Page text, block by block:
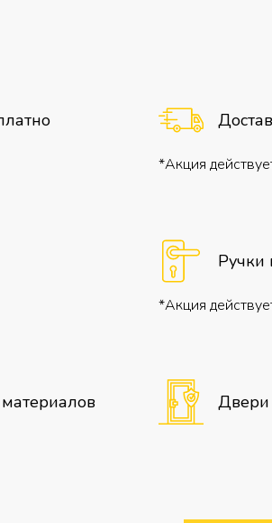
*Акция
Ручки
*Акция
Двери